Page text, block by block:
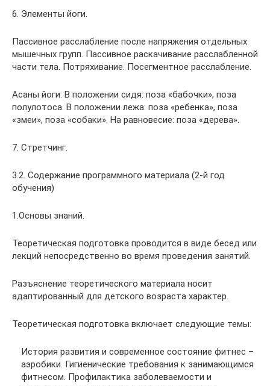
6. Элементы йоги.
Пассивное расслабление после напряжения отдельных
мышечных групп. Пассивное раскачивание расслабленной
части тела. Потряхивание. Посегментное расслабление.
Асаны йоги. В положении сидя: поза «бабочки», поза
полулотоса. В положении лежа: поза «ребенка», поза
«змеи», поза «собаки». На равновесие: поза «дерева».
7. Стретчинг.
3.2. Содержание программного материала (2-й год
обучения)
1.Основы знаний.
Теоретическая подготовка проводится в виде бесед или
лекций непосредственно во время проведения занятий.
Разъяснение теоретического материала носит
адаптированный для детского возраста характер.
Теоретическая подготовка включает следующие темы:
История развития и современное состояние фитнес –
аэробики. Гигиенические требования к занимающимся
фитнесом. Профилактика заболеваемости и